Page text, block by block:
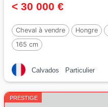
< 30 000 €
Cheval à vendre Hongre
165 cm
Calvados Particulier
PRESTIGE